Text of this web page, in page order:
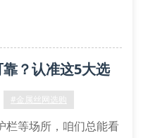
度需＞500n/mm²
？认准这5大选
#金属丝网选购
栏等场所，咱们总能看